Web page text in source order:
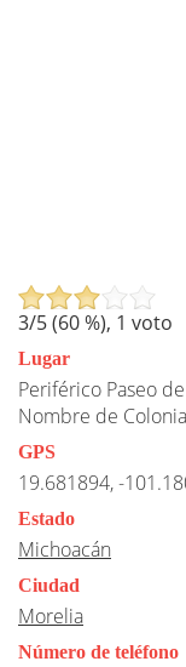
3/5 (60%), 1 voto
Lugar
Periférico Paseo
Nombre de
GPS
19.681894, -
Estado
Michoacán
Ciudad
Morelia
Número de teléfono